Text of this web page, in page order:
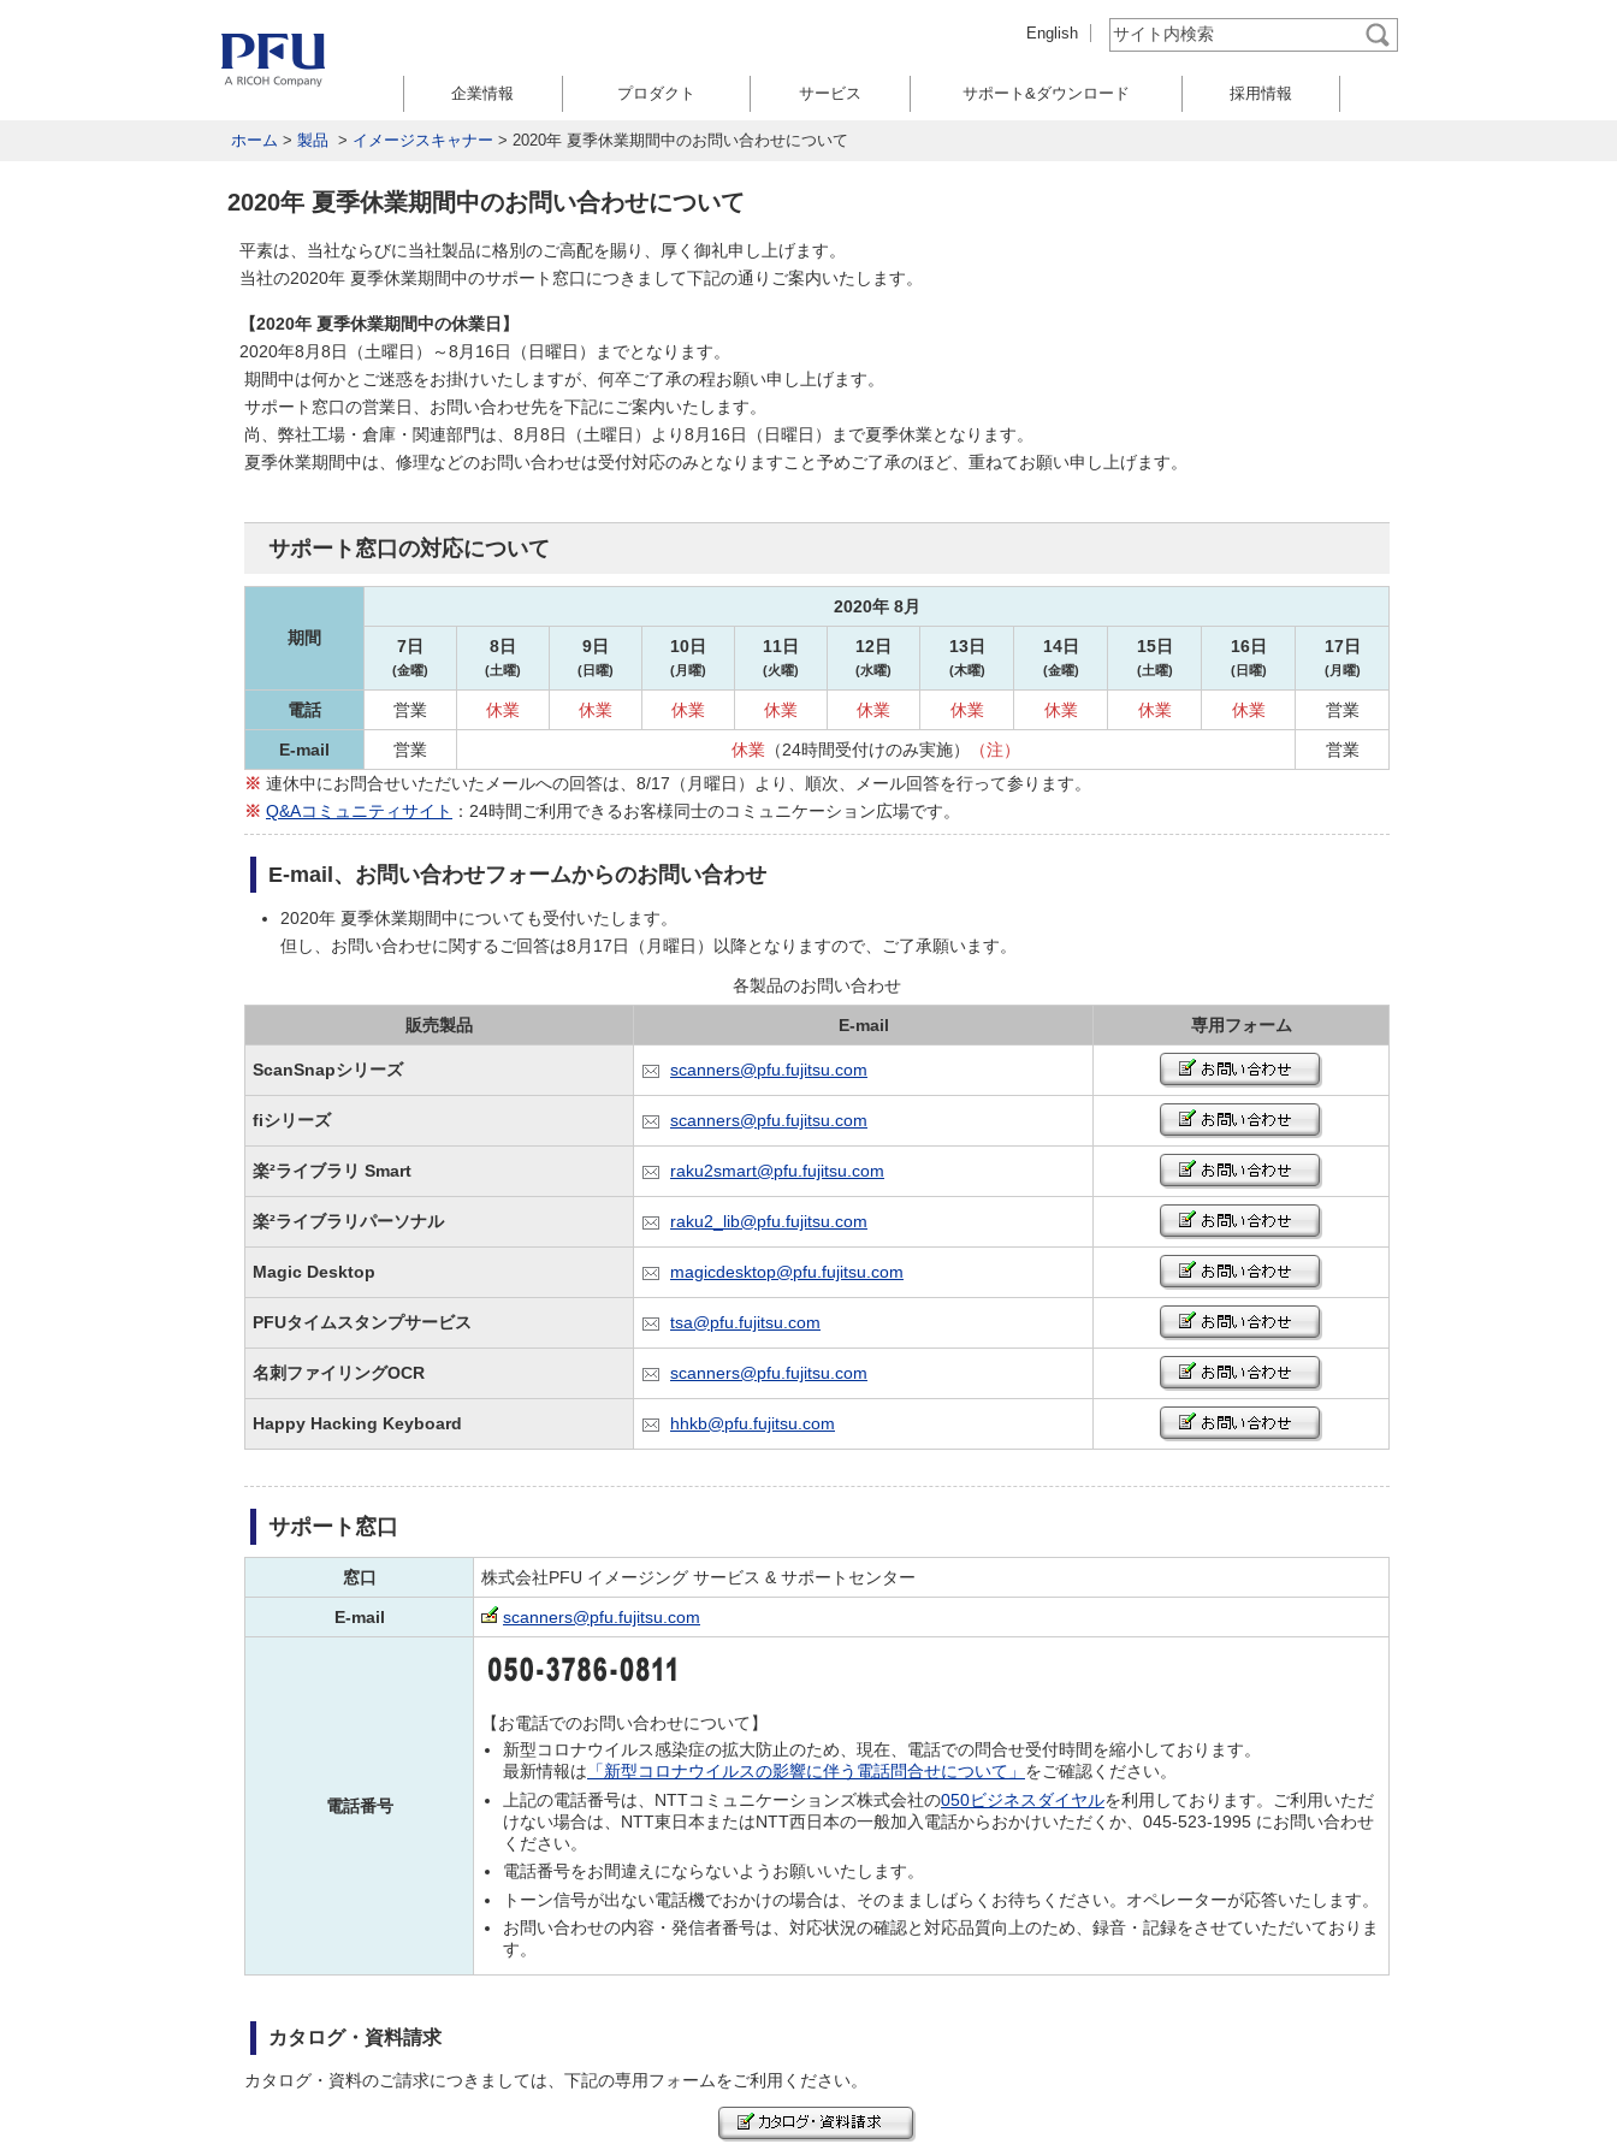
English
企業情報 プロダクト サービス サポート&ダウンロード 採用情報
ホーム > 製品 > イメージスキャナー > 2020年 夏季休業期間中のお問い合わせについて
2020年 夏季休業期間中のお問い合わせについて
平素は、当社ならびに当社製品に格別のご高配を賜り、厚く御礼申し上げます。
当社の2020年 夏季休業期間中のサポート窓口につきまして下記の通りご案内いたします。
【2020年 夏季休業期間中の休業日】
2020年8月8日（土曜日）～8月16日（日曜日）までとなります。
期間中は何かとご迷惑をお掛けいたしますが、何卒ご了承の程お願い申し上げます。
サポート窓口の営業日、お問い合わせ先を下記にご案内いたします。
尚、弊社工場・倉庫・関連部門は、8月8日（土曜日）より8月16日（日曜日）まで夏季休業となります。
夏季休業期間中は、修理などのお問い合わせは受付対応のみとなりますこと予めご了承のほど、重ねてお願い申し上げます。
サポート窓口の対応について
期間
2020年 8月
7日
(金曜)
8日
(土曜)
9日
(日曜)
10日
(月曜)
11日
(火曜)
12日
(水曜)
13日
(木曜)
14日
(金曜)
15日
(土曜)
16日
(日曜)
17日
(月曜)
電話 営業 休業 休業 休業 休業 休業 休業 休業 休業 休業 営業
E-mail 営業 休業 （24時間受付けのみ実施） （注）
営業
※ 連休中にお問合せいただいたメールへの回答は、8/17（月曜日）より、順次、メール回答を行って参ります。
※ Q&Aコミュニティサイト ：24時間ご利用できるお客様同士のコミュニケーション広場です。
E-mail、お問い合わせフォームからのお問い合わせ
2020年 夏季休業期間中についても受付いたします。
但し、お問い合わせに関するご回答は8月17日（月曜日）以降となりますので、ご了承願います。
各製品のお問い合わせ
販売製品 E-mail 専用フォーム
ScanSnapシリーズ scanners@pfu.fujitsu.com
fiシリーズ scanners@pfu.fujitsu.com
楽²ライブラリ Smart raku2smart@pfu.fujitsu.com
楽²ライブラリパーソナル raku2_lib@pfu.fujitsu.com
Magic Desktop magicdesktop@pfu.fujitsu.com
PFUタイムスタンプサービス tsa@pfu.fujitsu.com
名刺ファイリングOCR scanners@pfu.fujitsu.com
Happy Hacking Keyboard hhkb@pfu.fujitsu.com
サポート窓口
窓口 株式会社PFU イメージング サービス & サポートセンター
E-mail scanners@pfu.fujitsu.com
電話番号
【お電話でのお問い合わせについて】
新型コロナウイルス感染症の拡大防止のため、現在、電話での問合せ受付時間を縮小しております。
最新情報は 「新型コロナウイルスの影響に伴う電話問合せについて」 をご確認ください。
上記の電話番号は、NTTコミュニケーションズ株式会社の050ビジネスダイヤルを利用しております。ご利用いただ
けない場合は、NTT東日本またはNTT西日本の一般加入電話からおかけいただくか、045-523-1995 にお問い合わせ
ください。
電話番号をお間違えにならないようお願いいたします。
トーン信号が出ない電話機でおかけの場合は、そのまましばらくお待ちください。オペレーターが応答いたします。
お問い合わせの内容・発信者番号は、対応状況の確認と対応品質向上のため、録音・記録をさせていただいておりま
す。
カタログ・資料請求
カタログ・資料のご請求につきましては、下記の専用フォームをご利用ください。